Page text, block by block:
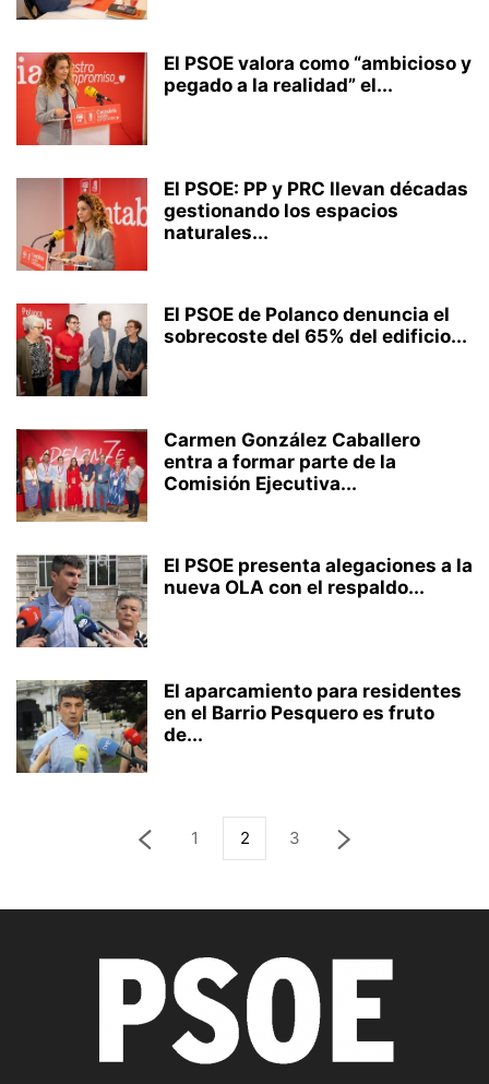
El PSOE valora como “ambicioso y
pegado a la realidad” el...
El PSOE: PP y PRC llevan décadas
gestionando los espacios
naturales...
El PSOE de Polanco denuncia el
sobrecoste del 65% del edificio...
Carmen González Caballero
entra a formar parte de la
Comisión Ejecutiva...
El PSOE presenta alegaciones a la
nueva OLA con el respaldo...
El aparcamiento para residentes
en el Barrio Pesquero es fruto
de...
1 2 3